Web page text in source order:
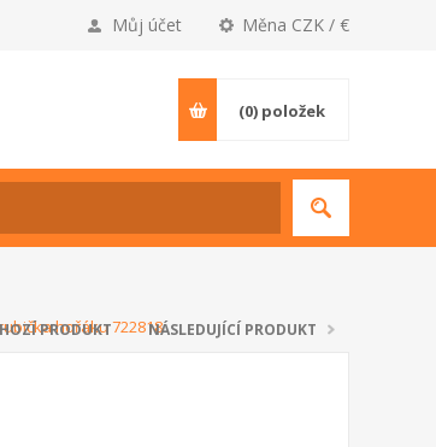
Měna CZK / €
Můj účet
(0) položek
hořáku 722818
PRODUKT NÁSLEDUJÍCÍ PRODUKT